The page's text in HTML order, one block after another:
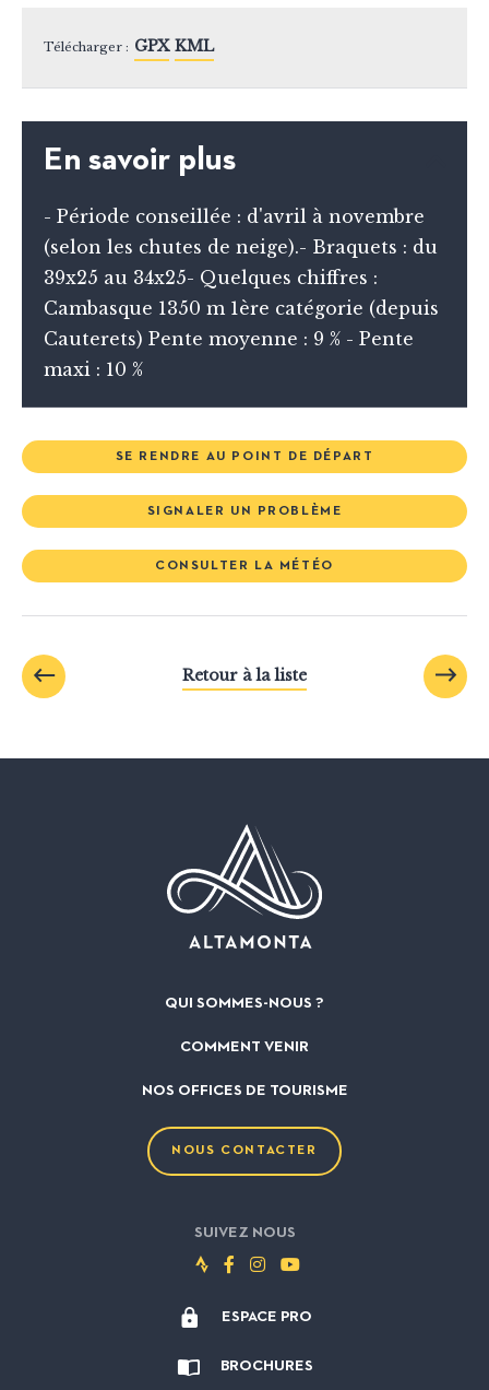
Télécharger : GPX KML
En savoir plus
- Période conseillée : d'avril à novembre
(selon les chutes de neige).- Braquets : du
39x25 au 34x25- Quelques chiffres :
Cambasque 1350 m 1ère catégorie (depuis
Cauterets) Pente moyenne : 9 % - Pente
maxi : 10 %
SE RENDRE AU POINT DE DÉPART
SIGNALER UN PROBLÈME
CONSULTER LA MÉTÉO
Retour à la liste
QUI SOMMES-NOUS ?
COMMENT VENIR
NOS OFFICES DE TOURISME
NOUS CONTACTER
SUIVEZ NOUS
Suivez-
Strava
Suivez-
Facebook
Suivez-
Instagram
Suivez-
Youtube
ESPACE PRO
BROCHURES